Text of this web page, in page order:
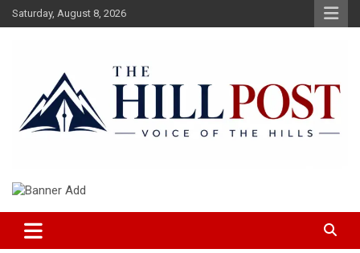
Skip
to
Saturday, August 8, 2026
The Hillpost